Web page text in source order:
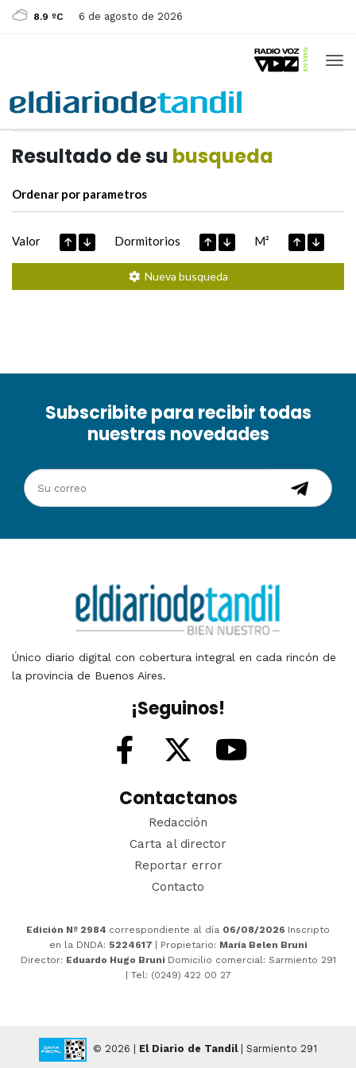
8.9 ºC 6 de agosto de 2026
Resultado de su busqueda
Ordenar por parametros
Valor Dormitorios M²
Nueva busqueda
Subscribite para recibir todas
nuestras novedades
Único diario digital con cobertura integral en cada rincón de
la provincia de Buenos Aires.
¡Seguinos!
Contactanos
Redacción
Carta al director
Reportar error
Contacto
Edición Nº 2984 correspondiente al día 06/08/2026 Inscripto
en la DNDA: 5224617 | Propietario: María Belen Bruni
Director: Eduardo Hugo Bruni Domicilio comercial: Sarmiento 291
| Tel: (0249) 422 00 27
© 2026 | El Diario de Tandil| Sarmiento 291